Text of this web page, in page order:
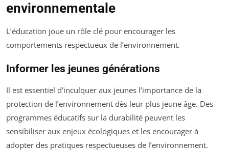
environnementale
L’éducation joue un rôle clé pour encourager les
comportements respectueux de l’environnement.
Informer les jeunes générations
Il est essentiel d’inculquer aux jeunes l’importance de la
protection de l’environnement dès leur plus jeune âge. Des
programmes éducatifs sur la durabilité peuvent les
sensibiliser aux enjeux écologiques et les encourager à
adopter des pratiques respectueuses de l’environnement.